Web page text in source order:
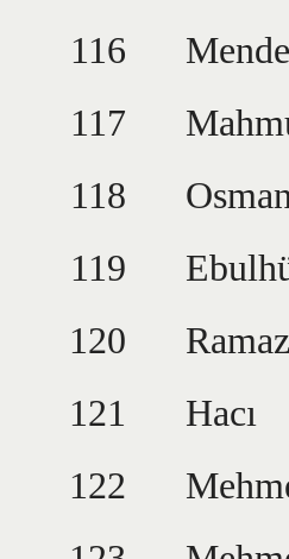
116
117
118
119
120
121
Hacı
122